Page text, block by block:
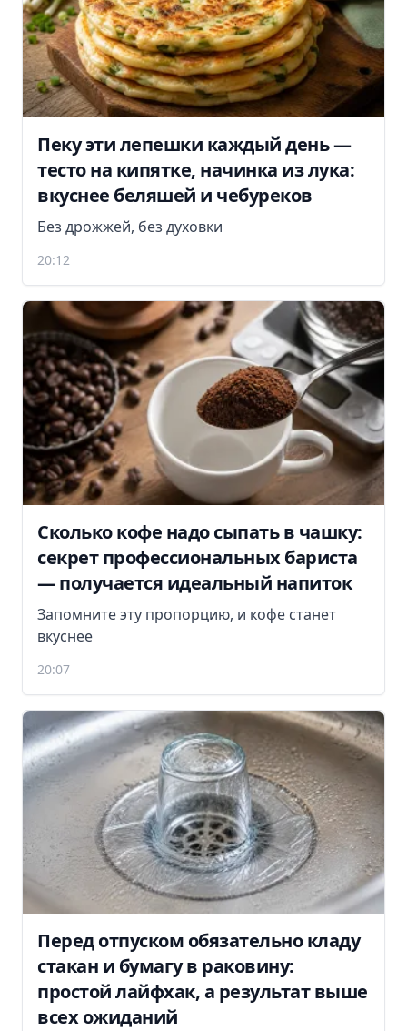
Пеку эти лепешки каждый день —
тесто на кипятке, начинка из лука:
вкуснее беляшей и чебуреков
Без дрожжей, без духовки
20:12
Сколько кофе надо сыпать в чашку:
секрет профессиональных бариста
— получается идеальный напиток
Запомните эту пропорцию, и кофе станет
вкуснее
20:07
Перед отпуском обязательно кладу
стакан и бумагу в раковину:
простой лайфхак, а результат выше
всех ожиданий